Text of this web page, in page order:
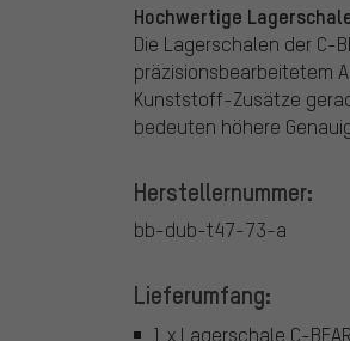
Hochwertige
Die Lagerschalen der C-
präzisionsbearbeitetem
Kunststoff-Zusätze
bedeuten höhere
Herstellernummer:
bb-dub-t47-73-a
Lieferumfang:
1 x Lagerschale C-